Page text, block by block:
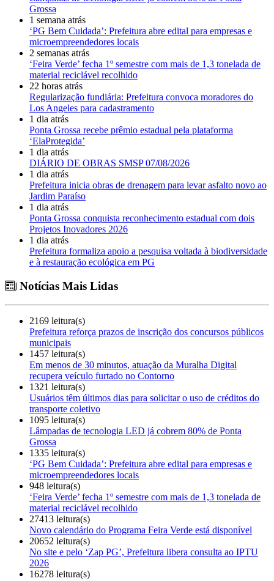
Grossa
1 semana atrás
‘PG Bem Cuidada’: Prefeitura abre edital para empresas e
microempreendedores locais
2 semanas atrás
‘Feira Verde’ fecha 1º semestre com mais de 1,3 tonelada de
material reciclável recolhido
22 horas atrás
Regularização fundiária: Prefeitura convoca moradores do
Los Angeles para cadastramento
1 dia atrás
Ponta Grossa recebe prêmio estadual pela plataforma
‘ElaProtegida’
1 dia atrás
DIÁRIO DE OBRAS SMSP 07/08/2026
1 dia atrás
Prefeitura inicia obras de drenagem para levar asfalto novo ao
Jardim Paraíso
1 dia atrás
Ponta Grossa conquista reconhecimento estadual com dois
Projetos Inovadores 2026
1 dia atrás
Prefeitura formaliza apoio a pesquisa voltada à biodiversidade
e à restauração ecológica em PG
Notícias Mais Lidas
2169 leitura(s)
Prefeitura reforça prazos de inscrição dos concursos públicos
municipais
1457 leitura(s)
Em menos de 30 minutos, atuação da Muralha Digital
recupera veículo furtado no Contorno
1321 leitura(s)
Usuários têm últimos dias para solicitar o uso de créditos do
transporte coletivo
1095 leitura(s)
Lâmpadas de tecnologia LED já cobrem 80% de Ponta
Grossa
1335 leitura(s)
‘PG Bem Cuidada’: Prefeitura abre edital para empresas e
microempreendedores locais
948 leitura(s)
‘Feira Verde’ fecha 1º semestre com mais de 1,3 tonelada de
material reciclável recolhido
27413 leitura(s)
Novo calendário do Programa Feira Verde está disponível
20652 leitura(s)
No site e pelo ‘Zap PG’, Prefeitura libera consulta ao IPTU
2026
16278 leitura(s)